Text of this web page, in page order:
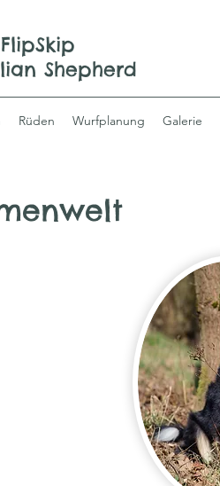
FlipSkip
Shepherd
Rüden Wurfplanung Galerie